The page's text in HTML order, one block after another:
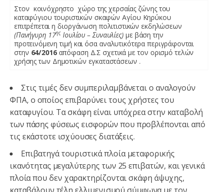
Στον κοινόχρηστο χώρο της χερσαίας ζώνης του
καταφύγιου τουριστικών σκαφών Αγίου Κηρύκου
επιτρέπεται η διοργάνωση πολιτιστικών εκδηλώσεων
(Πανήγυρη 17ης Ιουλίου – Συναυλίες) με βάση την
προτεινόμενη τιμή και όσα αναλυτικότερα περιγράφονται
στην 64/2016απόφαση Δ.Σ σχετικά με τον ορισμό τελών
χρήσης των Δημοτικών εγκαταστάσεων .
Στις τιμές δεν συμπεριλαμβάνεται ο αναλογούν
ΦΠΑ, ο οποίος επιβαρύνει τους χρήστες του
καταφυγίου. Τα σκάφη είναι υπόχρεα στην καταβολή
των πάσης φύσεως εισφορών που προβλέπονται από
τις εκάστοτε ισχύουσες διατάξεις.
Επιβατηγά τουριστικά πλοία μεταφορικής
ικανότητας μεγαλύτερης των 25 επιβατών, και γενικά
πλοία που δεν χαρακτηρίζονται σκάφη άψυχης,
καταβάλουν τέλη ελλιμενισμού σύμφωνα με τον